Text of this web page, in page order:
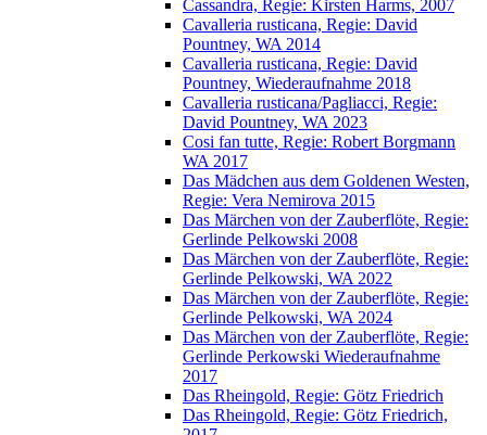
Cassandra, Regie: Kirsten Harms, 2007
Cavalleria rusticana, Regie: David
Pountney, WA 2014
Cavalleria rusticana, Regie: David
Pountney, Wiederaufnahme 2018
Cavalleria rusticana/Pagliacci, Regie:
David Pountney, WA 2023
Cosi fan tutte, Regie: Robert Borgmann
WA 2017
Das Mädchen aus dem Goldenen Westen,
Regie: Vera Nemirova 2015
Das Märchen von der Zauberflöte, Regie:
Gerlinde Pelkowski 2008
Das Märchen von der Zauberflöte, Regie:
Gerlinde Pelkowski, WA 2022
Das Märchen von der Zauberflöte, Regie:
Gerlinde Pelkowski, WA 2024
Das Märchen von der Zauberflöte, Regie:
Gerlinde Perkowski Wiederaufnahme
2017
Das Rheingold, Regie: Götz Friedrich
Das Rheingold, Regie: Götz Friedrich,